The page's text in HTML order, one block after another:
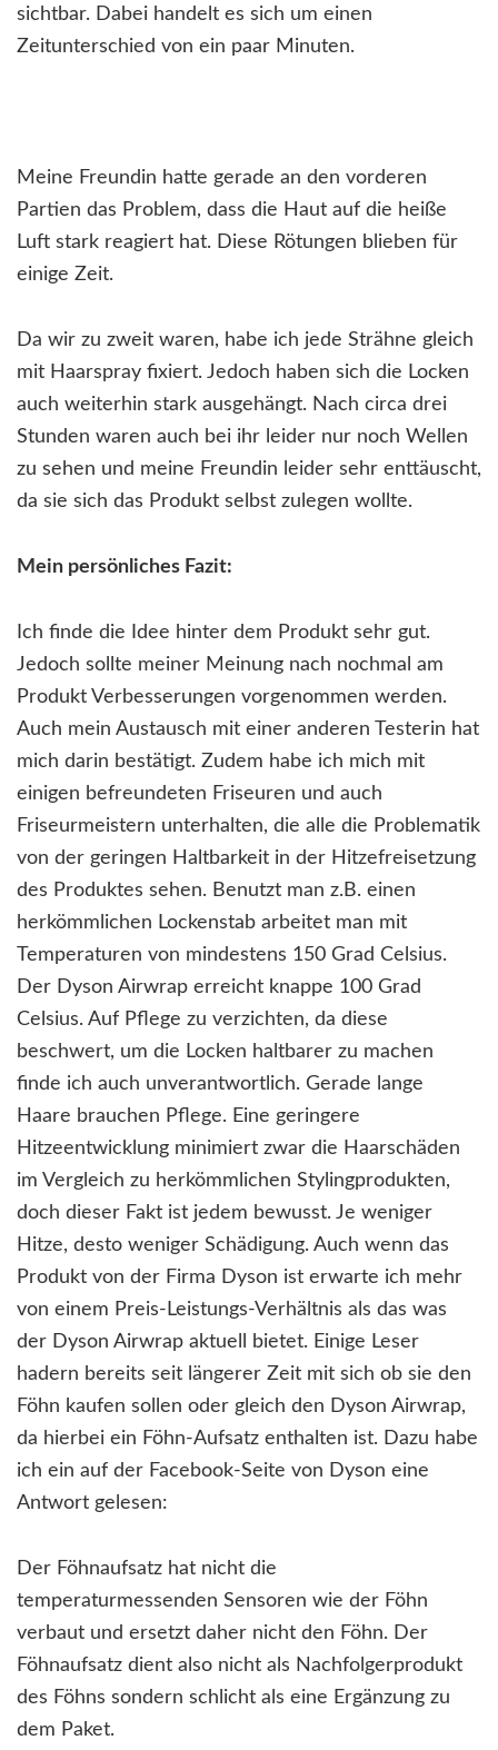
sichtbar. Dabei handelt es sich um einen
Zeitunterschied von ein paar Minuten.
Meine Freundin hatte gerade an den vorderen
Partien das Problem, dass die Haut auf die heiße
Luft stark reagiert hat. Diese Rötungen blieben für
einige Zeit.
Da wir zu zweit waren, habe ich jede Strähne gleich
mit Haarspray fixiert. Jedoch haben sich die Locken
auch weiterhin stark ausgehängt. Nach circa drei
Stunden waren auch bei ihr leider nur noch Wellen
zu sehen und meine Freundin leider sehr enttäuscht,
da sie sich das Produkt selbst zulegen wollte.
Mein persönliches Fazit:
Ich finde die Idee hinter dem Produkt sehr gut.
Jedoch sollte meiner Meinung nach nochmal am
Produkt Verbesserungen vorgenommen werden.
Auch mein Austausch mit einer anderen Testerin hat
mich darin bestätigt. Zudem habe ich mich mit
einigen befreundeten Friseuren und auch
Friseurmeistern unterhalten, die alle die Problematik
von der geringen Haltbarkeit in der Hitzefreisetzung
des Produktes sehen. Benutzt man z.B. einen
herkömmlichen Lockenstab arbeitet man mit
Temperaturen von mindestens 150 Grad Celsius.
Der Dyson Airwrap erreicht knappe 100 Grad
Celsius. Auf Pflege zu verzichten, da diese
beschwert, um die Locken haltbarer zu machen
finde ich auch unverantwortlich. Gerade lange
Haare brauchen Pflege. Eine geringere
Hitzeentwicklung minimiert zwar die Haarschäden
im Vergleich zu herkömmlichen Stylingprodukten,
doch dieser Fakt ist jedem bewusst. Je weniger
Hitze, desto weniger Schädigung. Auch wenn das
Produkt von der Firma Dyson ist erwarte ich mehr
von einem Preis-Leistungs-Verhältnis als das was
der Dyson Airwrap aktuell bietet. Einige Leser
hadern bereits seit längerer Zeit mit sich ob sie den
Föhn kaufen sollen oder gleich den Dyson Airwrap,
da hierbei ein Föhn-Aufsatz enthalten ist. Dazu habe
ich ein auf der Facebook-Seite von Dyson eine
Antwort gelesen:
Der Föhnaufsatz hat nicht die
temperaturmessenden Sensoren wie der Föhn
verbaut und ersetzt daher nicht den Föhn. Der
Föhnaufsatz dient also nicht als Nachfolgerprodukt
des Föhns sondern schlicht als eine Ergänzung zu
dem Paket.